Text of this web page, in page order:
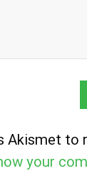
Akismet to
your